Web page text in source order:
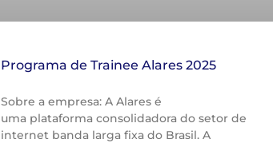
Programa de Trainee Alares 2025
Sobre a empresa: A Alares é
uma plataforma consolidadora do setor de
internet banda larga fixa do Brasil. A